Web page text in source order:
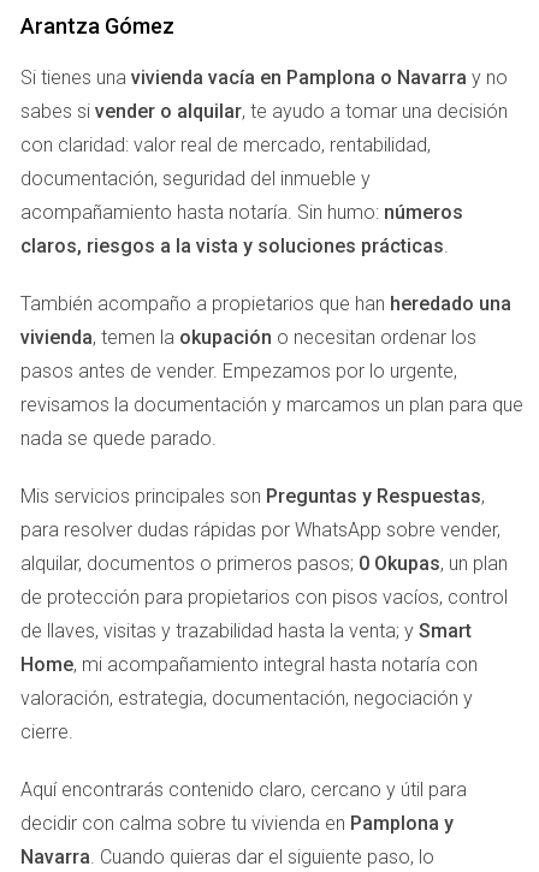
VALORACIÓN INMOBILIARIA
La valoración de un inmueble en Pamplona está
influenciada por una serie de factores que deben ser
considerados cuidadosamente para que la evaluación sea
precisa. Entre estos, destacan:
Ubicación:La ubicación es uno de los factores más
determinantes en la valoración de un inmueble. Las
propiedades en zonas céntricas o con buena
accesibilidad a servicios suelen tener un mayor valor.
Estado de la propiedad:Un inmueble bien mantenido
y actualizado se valorará más alto que uno que
Tamaño y distribución: El área construida y cómo se
distribuyen los espacios influyen notablemente en la
valoración.
Mercado local:
Las tendencias del mercado
inmobiliario en Pamplona, como el número de ventas
recientes, también afectan la valoración.
Regulaciones y normativas:El cumplimiento de las
normativas locales puede impactar la valoración, así
como cualquier restricción sobre el uso de la
propiedad.
MÉTODOS DE VALORACIÓN DE
INMUEBLES
Arantza Gómez
Si tienes una vivienda vacía en Pamplona o Navarra y no
sabes si vender o alquilar, te ayudo a tomar una decisión
con claridad: valor real de mercado, rentabilidad,
documentación, seguridad del inmueble y
acompañamiento hasta notaría. Sin humo: números
claros, riesgos a la vista y soluciones prácticas.
También acompaño a propietarios que han heredado una
vivienda, temen la okupación o necesitan ordenar los
pasos antes de vender. Empezamos por lo urgente,
revisamos la documentación y marcamos un plan para que
nada se quede parado.
Mis servicios principales son Preguntas y Respuestas,
para resolver dudas rápidas por WhatsApp sobre vender,
alquilar, documentos o primeros pasos; 0 Okupas, un plan
de protección para propietarios con pisos vacíos, control
de llaves, visitas y trazabilidad hasta la venta; y Smart
Home, mi acompañamiento integral hasta notaría con
valoración, estrategia, documentación, negociación y
cierre.
Aquí encontrarás contenido claro, cercano y útil para
decidir con calma sobre tu vivienda en Pamplona y
Navarra. Cuando quieras dar el siguiente paso, lo